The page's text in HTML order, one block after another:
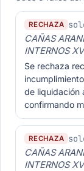
RECHAZA
CAÑAS
INTERNOS
Se rechaza
de liquidación
confirmando
RECHAZA
CAÑAS
INTERNOS